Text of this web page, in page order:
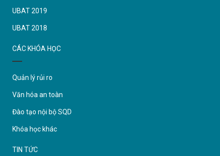
UBAT 2019
UBAT 2018
CÁC KHÓA HỌC
Quản lý rủi ro
Văn hóa an toàn
Đào tạo nội bộ SQD
Khóa học khác
TIN TỨC